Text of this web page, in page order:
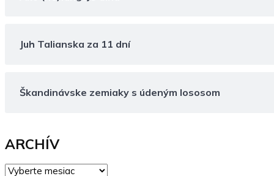
Juh Talianska za 11 dní
Škandinávske zemiaky s údeným lososom
ARCHÍV
ARCHÍV